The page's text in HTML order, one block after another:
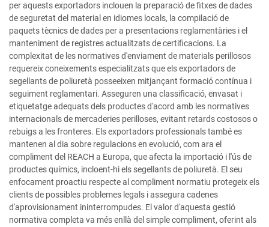
per aquests exportadors inclouen la preparació de fitxes de dades
de seguretat del material en idiomes locals, la compilació de
paquets tècnics de dades per a presentacions reglamentàries i el
manteniment de registres actualitzats de certificacions. La
complexitat de les normatives d'enviament de materials perillosos
requereix coneixements especialitzats que els exportadors de
segellants de poliuretà posseeixen mitjançant formació contínua i
seguiment reglamentari. Asseguren una classificació, envasat i
etiquetatge adequats dels productes d'acord amb les normatives
internacionals de mercaderies perilloses, evitant retards costosos o
rebuigs a les fronteres. Els exportadors professionals també es
mantenen al dia sobre regulacions en evolució, com ara el
compliment del REACH a Europa, que afecta la importació i l'ús de
productes químics, incloent-hi els segellants de poliuretà. El seu
enfocament proactiu respecte al compliment normatiu protegeix els
clients de possibles problemes legals i assegura cadenes
d'aprovisionament ininterrompudes. El valor d'aquesta gestió
normativa completa va més enllà del simple compliment, oferint als